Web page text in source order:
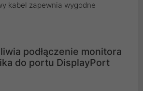
kabel zapewnia wygodne
podłączenie monitora
do portu DisplayPort